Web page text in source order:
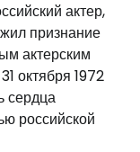
актер,
признание
актерским
октября 1972
сердца
российской